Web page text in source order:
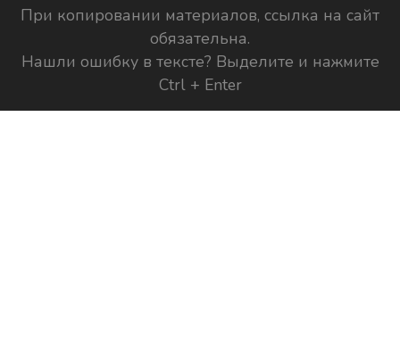
При копировании материалов, ссылка на сайт
обязательна.
Нашли ошибку в тексте? Выделите и нажмите
Ctrl + Enter